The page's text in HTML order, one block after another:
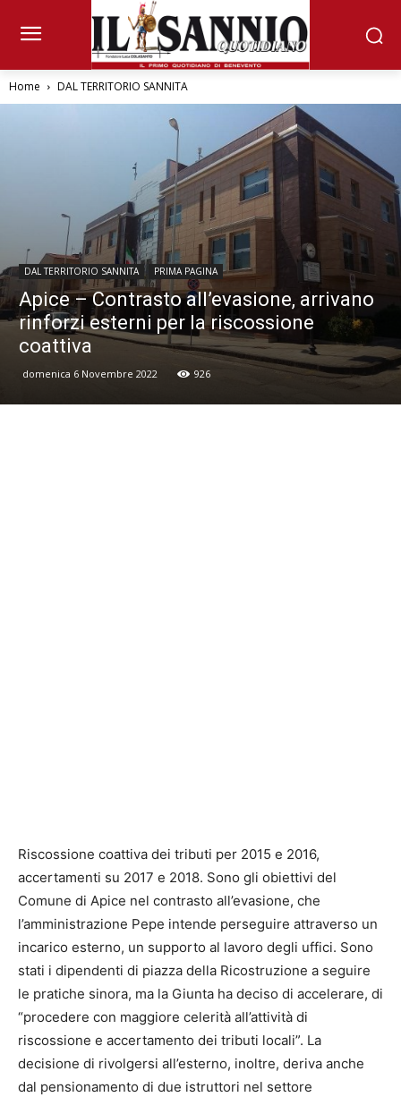
Home DAL TERRITORIO SANNITA
DAL TERRITORIO SANNITA PRIMA PAGINA
Apice – Contrasto all’evasione, arrivano
rinforzi esterni per la riscossione
coattiva
domenica 6 Novembre 2022 926
Riscossione coattiva dei tributi per 2015 e 2016,
accertamenti su 2017 e 2018. Sono gli obiettivi del
Comune di Apice nel contrasto all’evasione, che
l’amministrazione Pepe intende perseguire attraverso un
incarico esterno, un supporto al lavoro degli uffici. Sono
stati i dipendenti di piazza della Ricostruzione a seguire
le pratiche sinora, ma la Giunta ha deciso di accelerare, di
“procedere con maggiore celerità all’attività di
riscossione e accertamento dei tributi locali”. La
decisione di rivolgersi all’esterno, inoltre, deriva anche
dal pensionamento di due istruttori nel settore